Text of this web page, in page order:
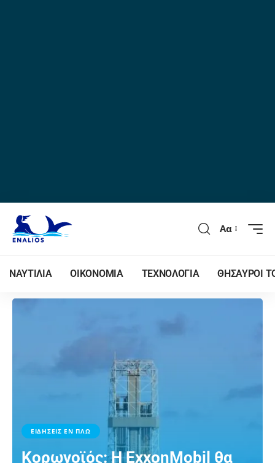
Αα
ΝΑΥΤΙΛΙΑ ΟΙΚΟΝΟΜΙΑ ΤΕΧΝΟΛΟΓΙΑ ΘΗΣΑΥΡΟΙ
ΕΙΔΗΣΕΙΣ ΕΝ ΠΛΩ
Κορωνοϊός: Η ExxonMobil θα